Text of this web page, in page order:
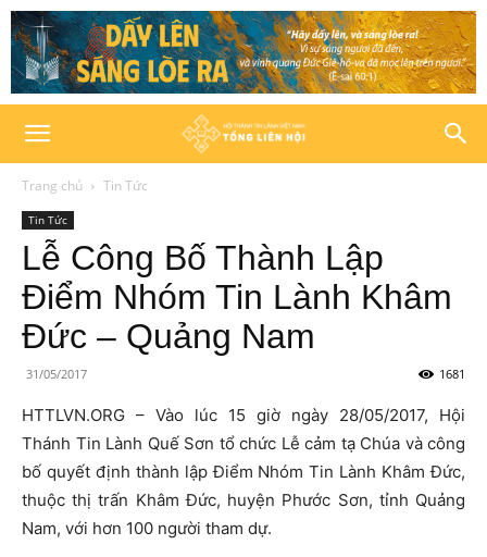
Trang chủ Tin Tức
Tin Tức
Lễ Công Bố Thành Lập
Điểm Nhóm Tin Lành Khâm
Đức – Quảng Nam
31/05/2017 1681
HTTLVN.ORG – Vào lúc 15 giờ ngày 28/05/2017, Hội
Thánh Tin Lành Quế Sơn tổ chức Lễ cảm tạ Chúa và công
bố quyết định thành lập Điểm Nhóm Tin Lành Khâm Đức,
thuộc thị trấn Khâm Đức, huyện Phước Sơn, tỉnh Quảng
Nam, với hơn 100 người tham dự.